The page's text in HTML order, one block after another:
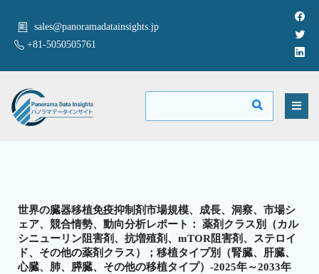
sales@panoramadatainsights.jp
+81-5050505761
世界の臓器移植免疫抑制剤市場規模、成長、洞察、市場シ
ェア、競合情勢、動向分析レポート： 薬剤クラス別（カル
シニューリン阻害剤、抗増殖剤、mTOR阻害剤、ステロイ
ド、その他の薬剤クラス）；移植タイプ別（腎臓、肝臓、
心臓、肺、膵臓、その他の移植タイプ）-2025年～2033年